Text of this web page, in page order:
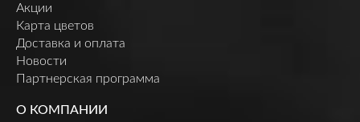
Акции
Карта цветов
Доставка и оплата
Новости
Партнерская программа
О КОМПАНИИ